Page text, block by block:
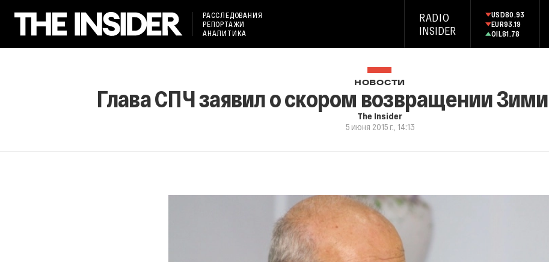
РАССЛЕДОВАНИЯ
РЕПОРТАЖИ
АНАЛИТИКА
RADIO
INSIDER
USD80.93
EUR93.19
OIL81.78
НОВОСТИ
Глава СПЧ заявил о скором возвращении
The Insider
5 июня 2015 г., 14:13